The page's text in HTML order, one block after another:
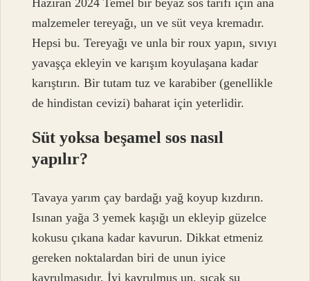
malzemeler tereyağı, un ve süt veya kremadır.
Hepsi bu. Tereyağı ve unla bir roux yapın, sıvıyı
yavaşça ekleyin ve karışım koyulaşana kadar
karıştırın. Bir tutam tuz ve karabiber (genellikle
de hindistan cevizi) baharat için yeterlidir.
Süt yoksa beşamel sos nasıl
yapılır?
Tavaya yarım çay bardağı yağ koyup kızdırın.
Isınan yağa 3 yemek kaşığı un ekleyip güzelce
kokusu çıkana kadar kavurun. Dikkat etmeniz
gereken noktalardan biri de unun iyice
kavrulmasıdır. İyi kavrulmuş un, sıcak su